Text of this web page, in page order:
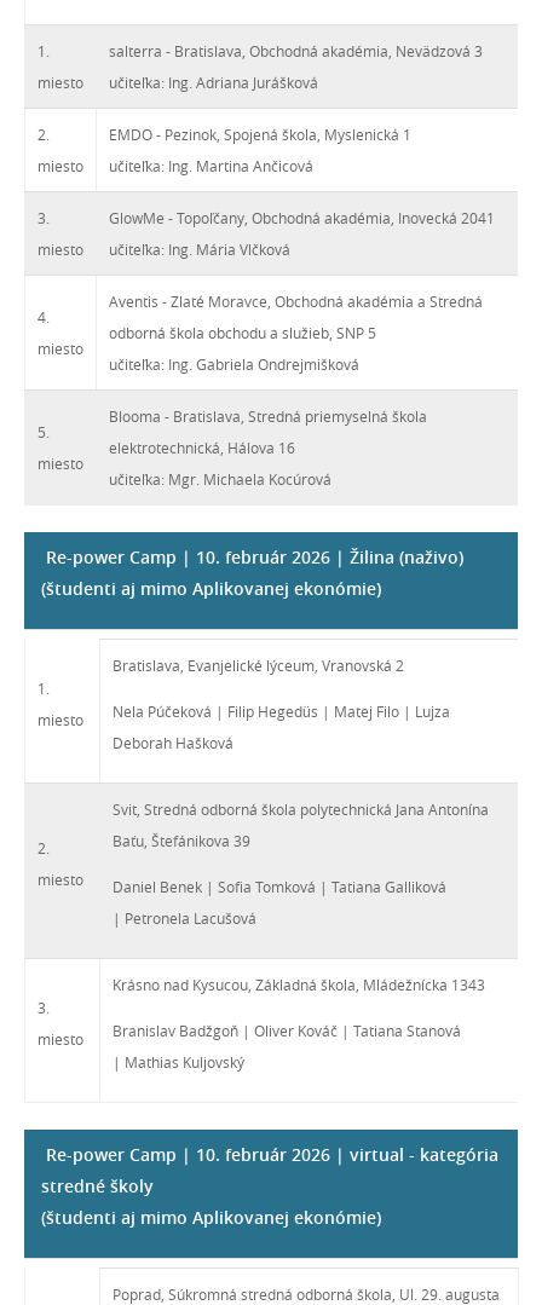
1.
miesto
salterra - Bratislava, Obchodná akadémia, Nevädzová 3
učiteľka: Ing. Adriana Jurášková
2.
miesto
EMDO - Pezinok, Spojená škola, Myslenická 1
učiteľka: Ing. Martina Ančicová
3.
miesto
GlowMe - Topoľčany, Obchodná akadémia, Inovecká 2041
učiteľka: Ing. Mária Vlčková
4.
miesto
Aventis - Zlaté Moravce, Obchodná akadémia a Stredná
odborná škola obchodu a služieb, SNP 5
učiteľka: Ing. Gabriela Ondrejmišková
5.
miesto
Blooma - Bratislava, Stredná priemyselná škola
elektrotechnická, Hálova 16
učiteľka: Mgr. Michaela Kocúrová
Re-power Camp | 10. február 2026 | Žilina (naživo)
(študenti aj mimo Aplikovanej ekonómie)
1.
miesto
Bratislava, Evanjelické lýceum, Vranovská 2
Nela Púčeková | Filip Hegedüs | Matej Filo | Lujza
Deborah Hašková
2.
miesto
Svit, Stredná odborná škola polytechnická Jana Antonína
Baťu, Štefánikova 39
Daniel Benek | Sofia Tomková | Tatiana Galliková
| Petronela Lacušová
3.
miesto
Krásno nad Kysucou, Základná škola, Mládežnícka 1343
Branislav Badžgoň | Oliver Kováč | Tatiana Stanová
| Mathias Kuljovský
Re-power Camp | 10. február 2026 | virtual - kategória
stredné školy
(študenti aj mimo Aplikovanej ekonómie)
Poprad, Súkromná stredná odborná škola, Ul. 29. augusta